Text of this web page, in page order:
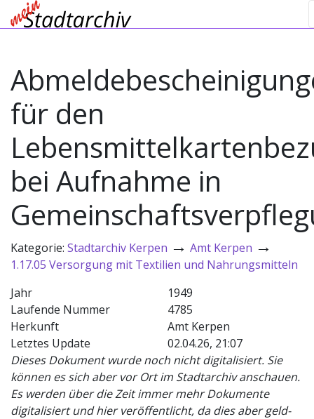
für den
bei Aufnahme in
Kategorie: Stadtarchiv Kerpen → Amt Kerpen →
1.17.05 Versorgung mit Textilien und Nahrungsmitteln
Jahr
1949
Laufende Nummer
4785
Herkunft
Amt Kerpen
Letztes Update
02.04.26, 21:07
Dieses Dokument wurde noch nicht digitalisiert. Sie
können es sich aber vor Ort im Stadtarchiv anschauen.
Es werden über die Zeit immer mehr Dokumente
digitalisiert und hier veröffentlicht, da dies aber geld-